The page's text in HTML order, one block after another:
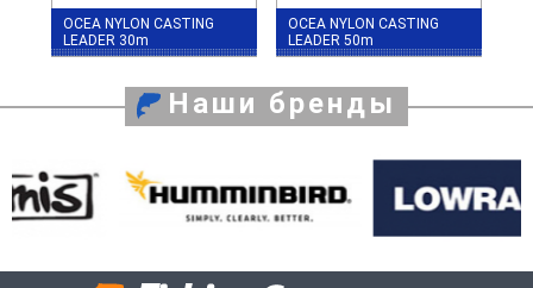
OCEA NYLON CASTING
LEADER 30m
OCEA NYLON CASTING
LEADER 50m
Наши бренды